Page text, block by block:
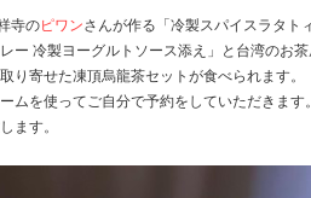
寺のピワンさんが作る「冷製スパイスラタト
ー 冷製ヨーグルトソース添え」と台湾のお
り寄せた凍頂烏龍茶セットが食べられます。
ムを使ってご自分で予約をしていただきます
ます。